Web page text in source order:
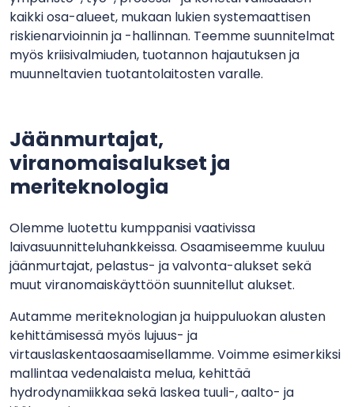
kaikki osa-alueet, mukaan lukien systemaattisen
riskienarvioinnin ja -hallinnan. Teemme suunnitelmat
myös kriisivalmiuden, tuotannon hajautuksen ja
muunneltavien tuotantolaitosten varalle.
Jäänmurtajat,
viranomaisalukset ja
meriteknologia
Olemme luotettu kumppanisi vaativissa
laivasuunnitteluhankkeissa. Osaamiseemme kuuluu
jäänmurtajat, pelastus- ja valvonta-alukset sekä
muut viranomaiskäyttöön suunnitellut alukset.
Autamme meriteknologian ja huippuluokan alusten
kehittämisessä myös lujuus- ja
virtauslaskentaosaamisellamme. Voimme esimerkiksi
mallintaa vedenalaista melua, kehittää
hydrodynamiikkaa sekä laskea tuuli-, aalto- ja